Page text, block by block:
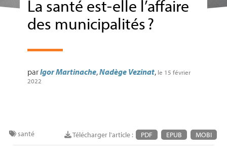
La santé est-elle l’affaire
des municipalités?
parIgor Martinache,Nadège Vezinat, le 15 février
2022
Télécharger l'article : PDF EPUB MOBI
santé